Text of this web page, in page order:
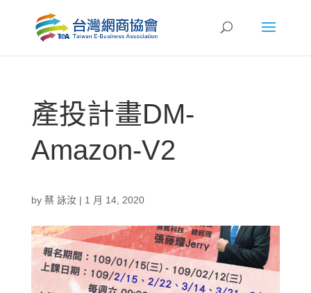
產投計畫DM-
Amazon-V2
by 蔡 詠汝| 1 月 14, 2020